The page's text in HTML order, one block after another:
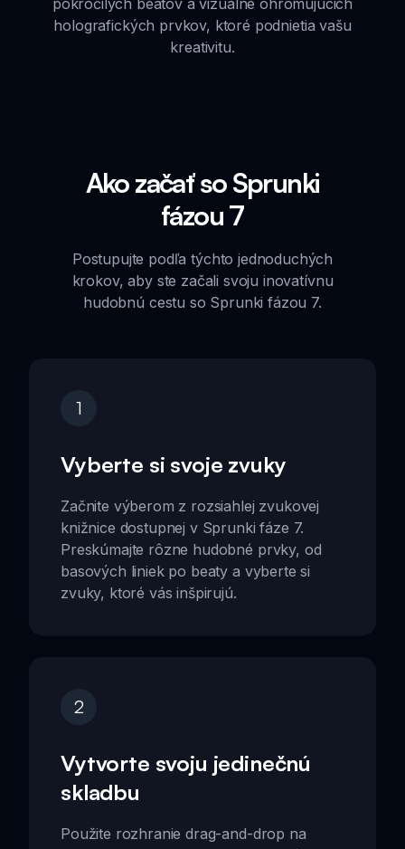
pokročilých beatov a vizuálne ohromujúcich
holografických prvkov, ktoré podnietia vašu
kreativitu.
Ako začať so Sprunki
fázou 7
Postupujte podľa týchto jednoduchých
krokov, aby ste začali svoju inovatívnu
hudobnú cestu so Sprunki fázou 7.
1
Vyberte si svoje zvuky
Začnite výberom z rozsiahlej zvukovej
knižnice dostupnej v Sprunki fáze 7.
Preskúmajte rôzne hudobné prvky, od
basových liniek po beaty a vyberte si
zvuky, ktoré vás inšpirujú.
2
Vytvorte svoju jedinečnú
skladbu
Použite rozhranie drag-and-drop na